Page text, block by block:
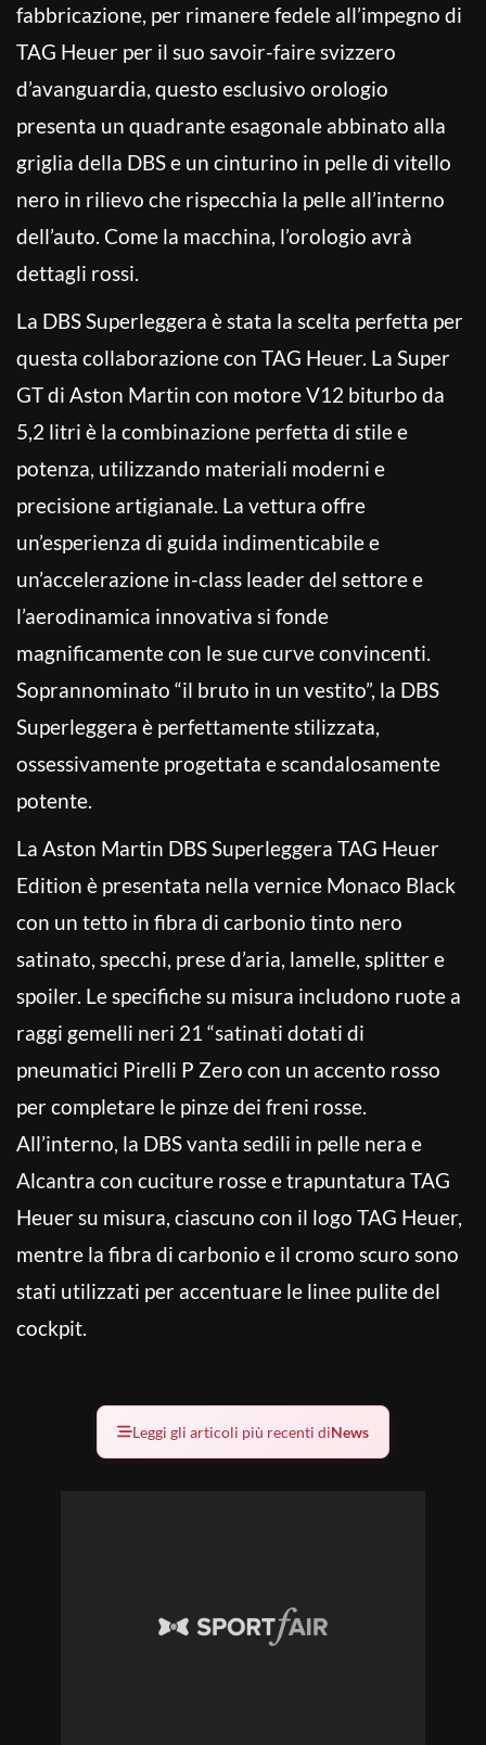
fabbricazione, per rimanere fedele all’impegno di
TAG Heuer per il suo savoir-faire svizzero
d’avanguardia, questo esclusivo orologio
presenta un quadrante esagonale abbinato alla
griglia della DBS e un cinturino in pelle di vitello
nero in rilievo che rispecchia la pelle all’interno
dell’auto. Come la macchina, l’orologio avrà
dettagli rossi.
La DBS Superleggera è stata la scelta perfetta per
questa collaborazione con TAG Heuer. La Super
GT di Aston Martin con motore V12 biturbo da
5,2 litri è la combinazione perfetta di stile e
potenza, utilizzando materiali moderni e
precisione artigianale. La vettura offre
un’esperienza di guida indimenticabile e
un’accelerazione in-class leader del settore e
l’aerodinamica innovativa si fonde
magnificamente con le sue curve convincenti.
Soprannominato “il bruto in un vestito”, la DBS
Superleggera è perfettamente stilizzata,
ossessivamente progettata e scandalosamente
potente.
La Aston Martin DBS Superleggera TAG Heuer
Edition è presentata nella vernice Monaco Black
con un tetto in fibra di carbonio tinto nero
satinato, specchi, prese d’aria, lamelle, splitter e
spoiler. Le specifiche su misura includono ruote a
raggi gemelli neri 21 “satinati dotati di
pneumatici Pirelli P Zero con un accento rosso
per completare le pinze dei freni rosse.
All’interno, la DBS vanta sedili in pelle nera e
Alcantra con cuciture rosse e trapuntatura TAG
Heuer su misura, ciascuno con il logo TAG Heuer,
mentre la fibra di carbonio e il cromo scuro sono
stati utilizzati per accentuare le linee pulite del
cockpit.
Leggi gli articoli più recenti diNews